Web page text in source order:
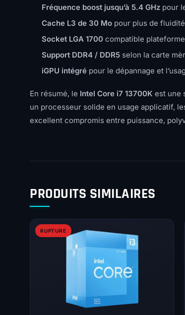
Fréquence boost jusqu’à 5.4 GHz pour
Cache L3 de 30 Mo pour plus de fluidité
Socket LGA 1700 compatible
Support DDR4 / DDR5 selon la carte
iGPU intégré pour le dépannage et
En résumé, le Intel Core i7 13700K est une
un processeur solide en usage applicatif,
excellent compromis entre puissance,
PRODUITS SIMILAIRES
RUPTURE